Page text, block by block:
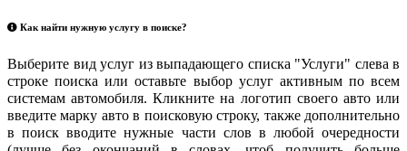
Как найти нужную услугу в поиске?
Выберите вид услуг из выпадающего списка "Услуги" слева в
строке поиска или оставьте выбор услуг активным по всем
системам автомобиля. Кликните на логотип своего авто или
введите марку авто в поисковую строку, также дополнительно
в поиск вводите нужные части слов в любой очередности